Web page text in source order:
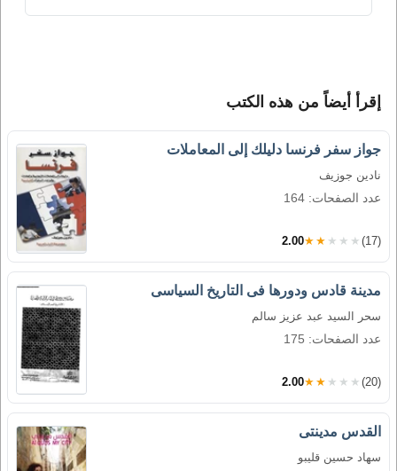
إقرأ أيضاً من هذه الكتب
جواز سفر فرنسا دليلك إلى المعاملات
نادين جوزيف
عدد الصفحات: 164
2.00★★★★★ (17)
مدينة قادس ودورها فى التاريخ السياسى
سحر السيد عبد عزيز سالم
عدد الصفحات: 175
2.00★★★★★ (20)
القدس مدينتى
سهاد حسين قليبو